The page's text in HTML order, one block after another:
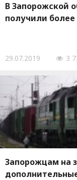
В Запорожской
получили более
29.07.2019 3
Запорожцам на